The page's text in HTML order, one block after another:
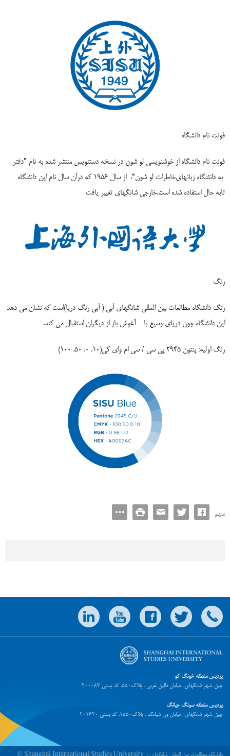
فونت نام دانشگاه
فونت نام دانشگاه از خوشنویسی لو شون در نسخه دستنویس منتشر شده به نام ”دفتر
خاطرات لو شون“، از سال 1956 که درآن سال نام این دانشگاه
به دانشگاه زبانهای
خارجی شانگهای تغییر یافتتابه حال استفاده شده است.
رنگ
رنگ دانشگاه مطالعات بین المللی شانگهای آبی ( آبی رنگ دریا)است که نشان می دهد
این دانشگاه چون دریای وسیع با
آغوش باز از دیگران استقبال می کند.
رنگ اولیه: پنتون 2945 پی سی / سی ام وای کی(10. 0. 50. 100)
سهم:
پردیس منطقه خونگ کو
چین .شهر شانگهای. خیابان دالین غربی . پلاک550. کد پستی 200083
پردیس منطقه سونگ جیانگ
چین .شهر شانگهای. خیابان ون شیانگ . پلاک1550. کد پستی 201620